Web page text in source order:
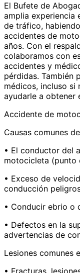
El Bufete de
amplia experiencia
de tráfico,
accidentes de
años. Con el
colaboramos con
accidentes y
pérdidas. También
médicos, incluso si
ayudarle a obtener
Accidente de
Causas comunes
• El conductor del
motocicleta (punto
• Exceso de
conducción
• Conducir ebrio o
• Defectos en la
advertencias de
Lesiones comunes